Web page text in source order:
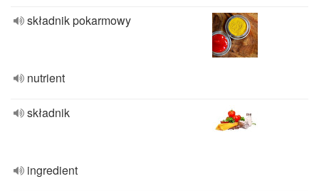
składnik pokarmowy
nutrient
składnik
ingredient